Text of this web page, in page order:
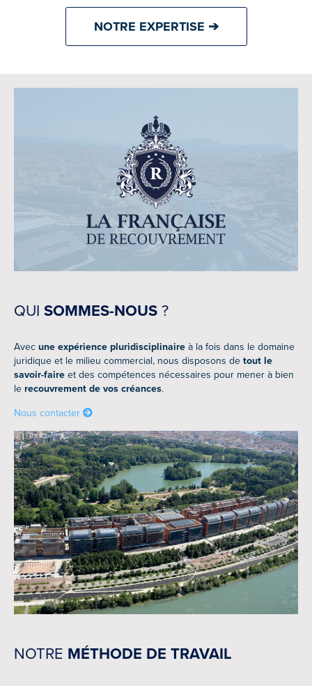
NOTRE EXPERTISE ➔
QUI SOMMES-NOUS ?
Avec une expérience pluridisciplinaire à la fois dans le domaine
juridique et le milieu commercial, nous disposons de tout le
savoir-faire et des compétences nécessaires pour mener à bien
le recouvrement de vos créances.
Nous contacter
NOTRE MÉTHODE DE TRAVAIL